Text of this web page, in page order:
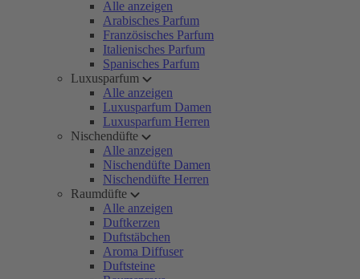
Alle anzeigen
Arabisches Parfum
Französisches Parfum
Italienisches Parfum
Spanisches Parfum
Luxusparfum
Alle anzeigen
Luxusparfum Damen
Luxusparfum Herren
Nischendüfte
Alle anzeigen
Nischendüfte Damen
Nischendüfte Herren
Raumdüfte
Alle anzeigen
Duftkerzen
Duftstäbchen
Aroma Diffuser
Duftsteine